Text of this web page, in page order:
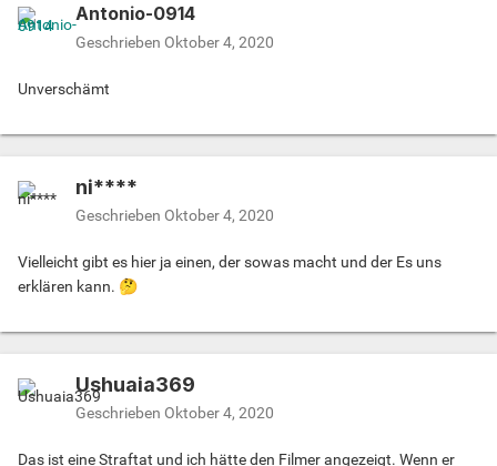
Antonio-0914
Geschrieben Oktober 4, 2020
Unverschämt
ni****
Geschrieben Oktober 4, 2020
Vielleicht gibt es hier ja einen, der sowas macht und der Es uns
erklären kann. 🤔
Ushuaia369
Geschrieben Oktober 4, 2020
Das ist eine Straftat und ich hätte den Filmer angezeigt. Wenn er